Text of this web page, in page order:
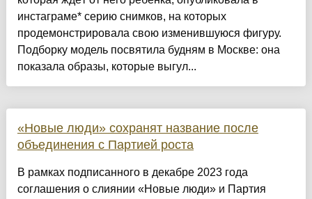
инстаграме* серию снимков, на которых
продемонстрировала свою изменившуюся фигуру.
Подборку модель посвятила будням в Москве: она
показала образы, которые выгул...
«Новые люди» сохранят название после
объединения с Партией роста
В рамках подписанного в декабре 2023 года
соглашения о слиянии «Новые люди» и Партия